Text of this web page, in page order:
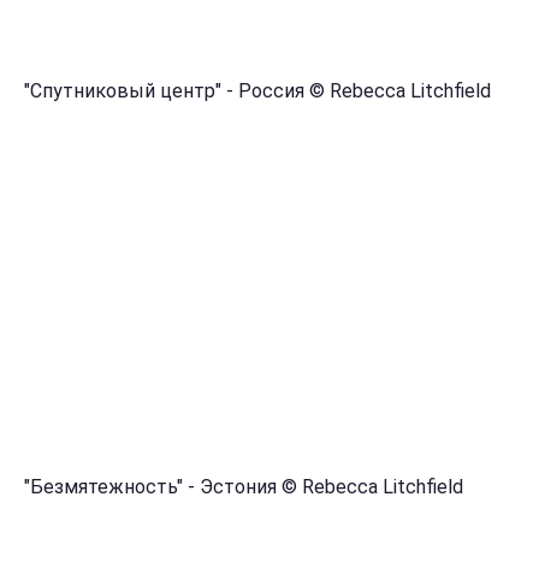
"Спутниковый центр" - Россия © Rebecca Litchfield
"Безмятежность" - Эстония © Rebecca Litchfield